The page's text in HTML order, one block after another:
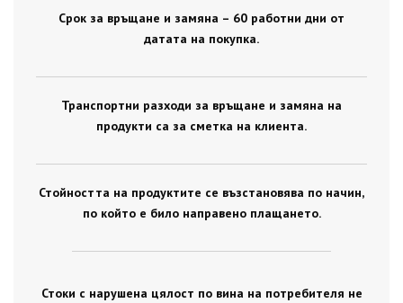
Срок за връщане и замяна – 60 работни дни от
датата на покупка.
Транспортни разходи за връщане и замяна на
продукти са за сметка на клиента.
Стойността на продуктите се възстановява по начин,
по който е било направено плащането.
Стоки с нарушена цялост по вина на потребителя не